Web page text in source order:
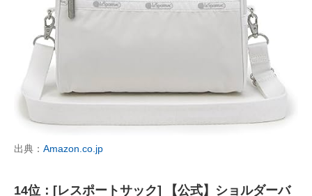
出典： Amazon.co.jp
14位：[レスポートサック] 【公式】ショルダーバ